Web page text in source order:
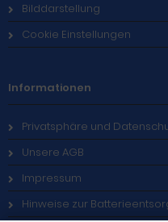
Bilddarstellung
Cookie Einstellungen
Informationen
Privatsphäre und
Unsere AGB
Impressum
Hinweise zur